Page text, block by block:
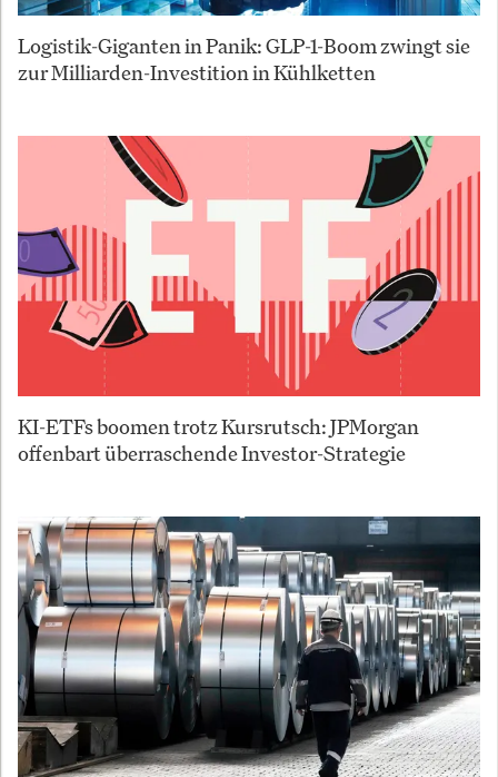
Logistik-Giganten in Panik: GLP-1-Boom zwingt sie
zur Milliarden-Investition in Kühlketten
KI-ETFs boomen trotz Kursrutsch: JPMorgan
offenbart überraschende Investor-Strategie